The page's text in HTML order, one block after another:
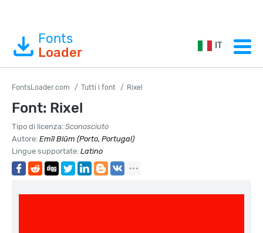
Fonts
Loader
IT
FontsLoader.com Tutti i font Rixel
Font: Rixel
Tipo di licenza: Sconosciuto
Autore: Emīl Blūm (Porto, Portugal)
Lingue supportate: Latino